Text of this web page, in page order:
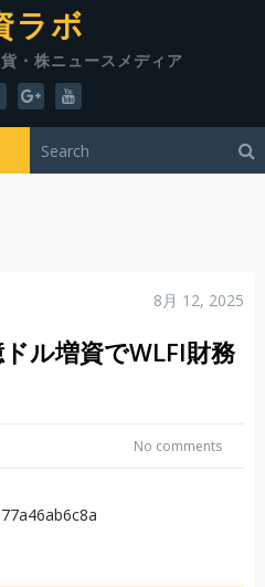
ラボ
・株ニュースメディア
8月 12, 2025
ル増資でWLFI財務
No comments